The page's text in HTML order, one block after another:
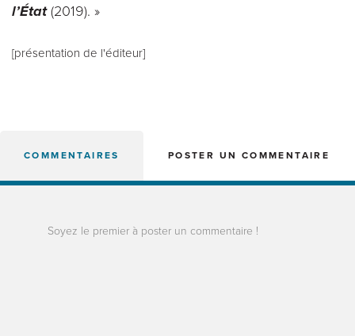
l’État (2019). »
[présentation de l'éditeur]
COMMENTAIRES POSTER UN COMMENTAIRE
Soyez le premier à poster un commentaire !